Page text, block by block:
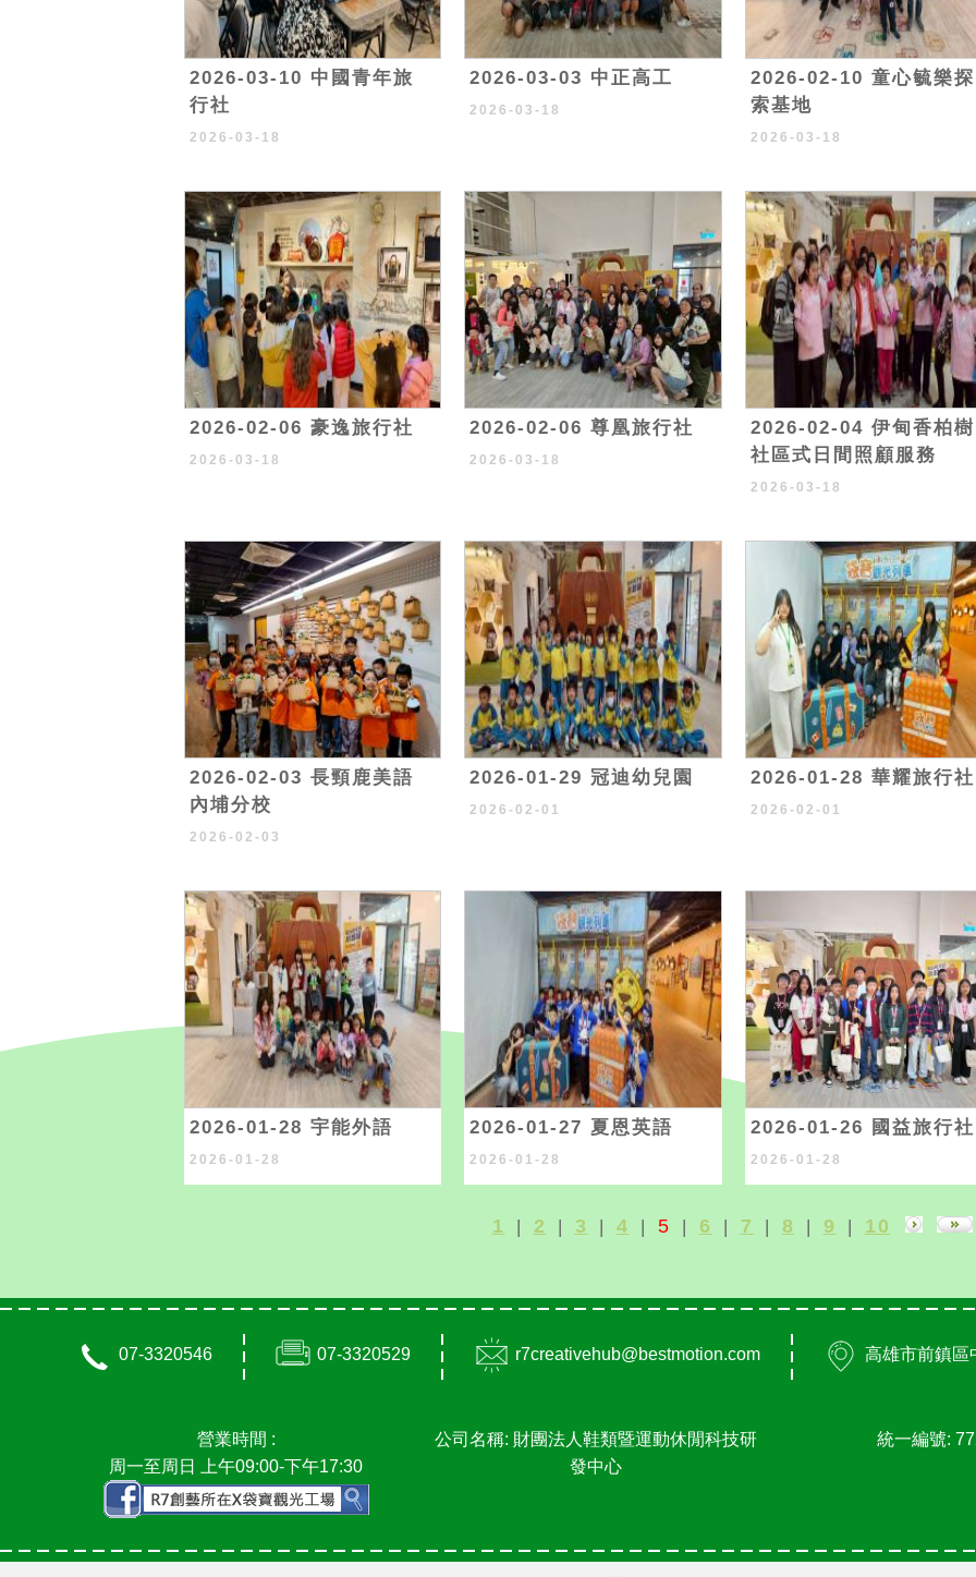
2026-03-10 中國青年旅
行社
2026-03-18
2026-03-03 中正高工
2026-03-18
2026-02-10 童心毓樂探
索基地
2026-03-18
2026-02-06 豪逸旅行社
2026-03-18
2026-02-06 尊凰旅行社
2026-03-18
2026-02-04 伊甸香柏樹
社區式日間照顧服務
2026-03-18
2026-02-03 長頸鹿美語
內埔分校
2026-02-03
2026-01-29 冠迪幼兒園
2026-02-01
2026-01-28 華耀旅行社
2026-02-01
2026-01-28 宇能外語
2026-01-28
2026-01-27 夏恩英語
2026-01-28
2026-01-26 國益旅行社
2026-01-28
1 | 2 | 3 | 4 | 5 | 6 | 7 | 8 | 9 | 10
07-3320546 07-3320529 r7creativehub@bestmotion.com 高雄市前鎮區
營業時間 :
周一至周日 上午09:00-下午17:30
公司名稱: 財團法人鞋類暨運動休閒科技研
發中心
統一編號: